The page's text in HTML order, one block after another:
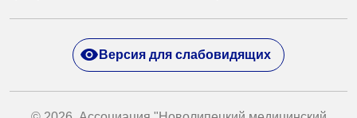
Версия для слабовидящих